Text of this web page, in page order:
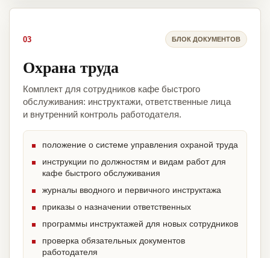
03 БЛОК ДОКУМЕНТОВ
Охрана труда
Комплект для сотрудников кафе быстрого
обслуживания: инструктажи, ответственные лица
и внутренний контроль работодателя.
положение о системе управления охраной труда
инструкции по должностям и видам работ для
кафе быстрого обслуживания
журналы вводного и первичного инструктажа
приказы о назначении ответственных
программы инструктажей для новых сотрудников
проверка обязательных документов
работодателя